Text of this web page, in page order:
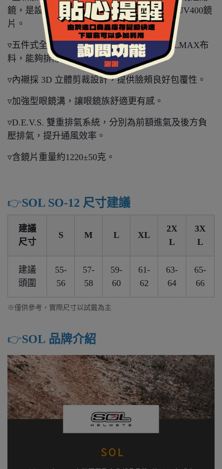
鏡，是設計在安全帽內的太陽眼鏡，採用抗UV400鏡
片。
▿五件式全可拆內襯，採用奈米竹炭與COOLMAX布
料，能夠排除體表溼氣，保持涼爽乾燥。
▿內襯採 3D 立體剪裁設計，提供臉頰良好包覆性。
▿加強型眼鏡溝，讓眼鏡族舒適更有感。
▿D.E.V.S. 雙重排氣系統，分別為前額進氣及後方負
壓排氣，提升通風效率。
▿含鏡片重量約1220±50克。
👉️SOL SO-12 尺寸建議
建議
尺寸
S M L XL
2X
L
3X
L
建議
頭圍
55-
56
57-
58
59-
60
61-
62
63-
64
65-
66
※僅供參考，實際尺寸以試戴為主
👉️SOL 品牌介紹